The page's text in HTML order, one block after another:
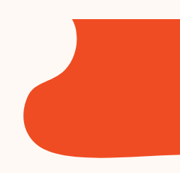
PIED DE PAGE